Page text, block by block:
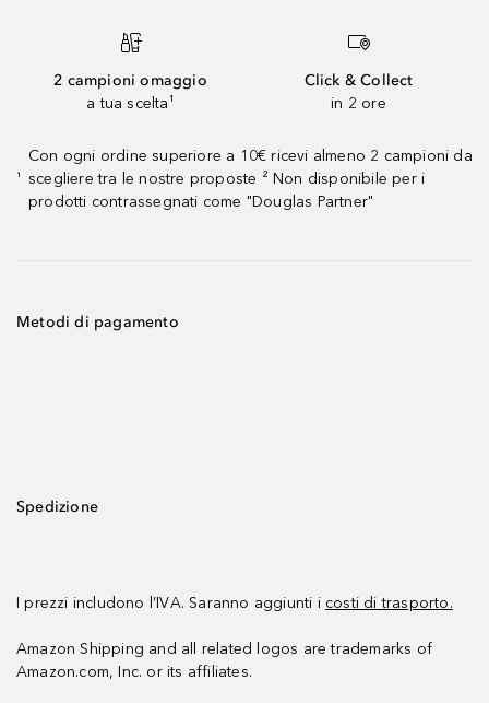
2 campioni omaggio
a tua scelta¹
Click & Collect
in 2 ore
¹
Con ogni ordine superiore a 10€ ricevi almeno 2 campioni da
scegliere tra le nostre proposte ² Non disponibile per i
prodotti contrassegnati come "Douglas Partner"
Metodi di pagamento
Spedizione
I prezzi includono l’IVA. Saranno aggiunti i costi di trasporto.
Amazon Shipping and all related logos are trademarks of
Amazon.com, Inc. or its affiliates.